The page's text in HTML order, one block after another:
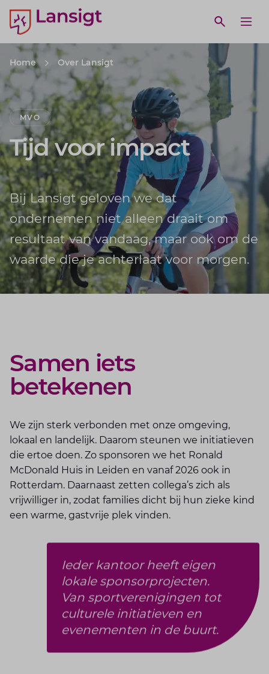
Lansigt Accountants logo
Open
search website
Home Over Lansigt
MVO
Tijd voor impact
Bij Lansigt geloven we dat
ondernemen niet alleen draait om
resultaat van vandaag, maar ook om de
waarde die je achterlaat voor morgen.
Samen iets
betekenen
We zijn sterk verbonden met onze omgeving,
lokaal en landelijk. Daarom steunen we initiatieven
die ertoe doen. Zo sponsoren we het Ronald
McDonald Huis in Leiden en vanaf 2026 ook in
Rotterdam. Daarnaast zetten collega’s zich als
vrijwilliger in, zodat families dicht bij hun zieke kind
een warme, gastvrije plek vinden.
Ieder kantoor heeft eigen
lokale sponsorprojecten.
Van sportverenigingen tot
culturele initiatieven en
evenementen in de buurt.